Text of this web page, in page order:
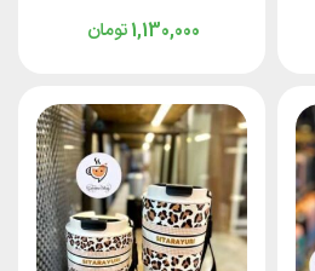
تومان1,130,000